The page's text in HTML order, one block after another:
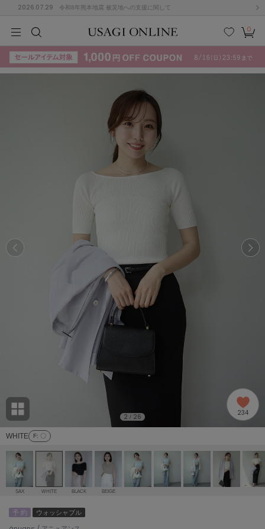
2026.07.29 令和8年熊本地震 被災地への支援に関して
検索
お気
に入
カー
ト
0
KIDSBABYBEAUTYLIFE STYLE
(715)
ョン雑貨 (865)
/ランジェリー (127)
ェア (121)
(124)
KIDSBABYBEAUTYLIFE STYLE
G
M N
T
ACYM
アシーム
adidas by Stella McCartney
アディダス バイ ステラマッカートニー
ALLISON BROWN
Ame no chi Hare
アメノチハレ
AMOMMA
アモマ
ánuans
アニュアンス
ànuke
アンヌーク
WHITE F: 〇
2 / 26 234
SAX WHITE BLACK BEIGE
予 約
ウォッシャブル